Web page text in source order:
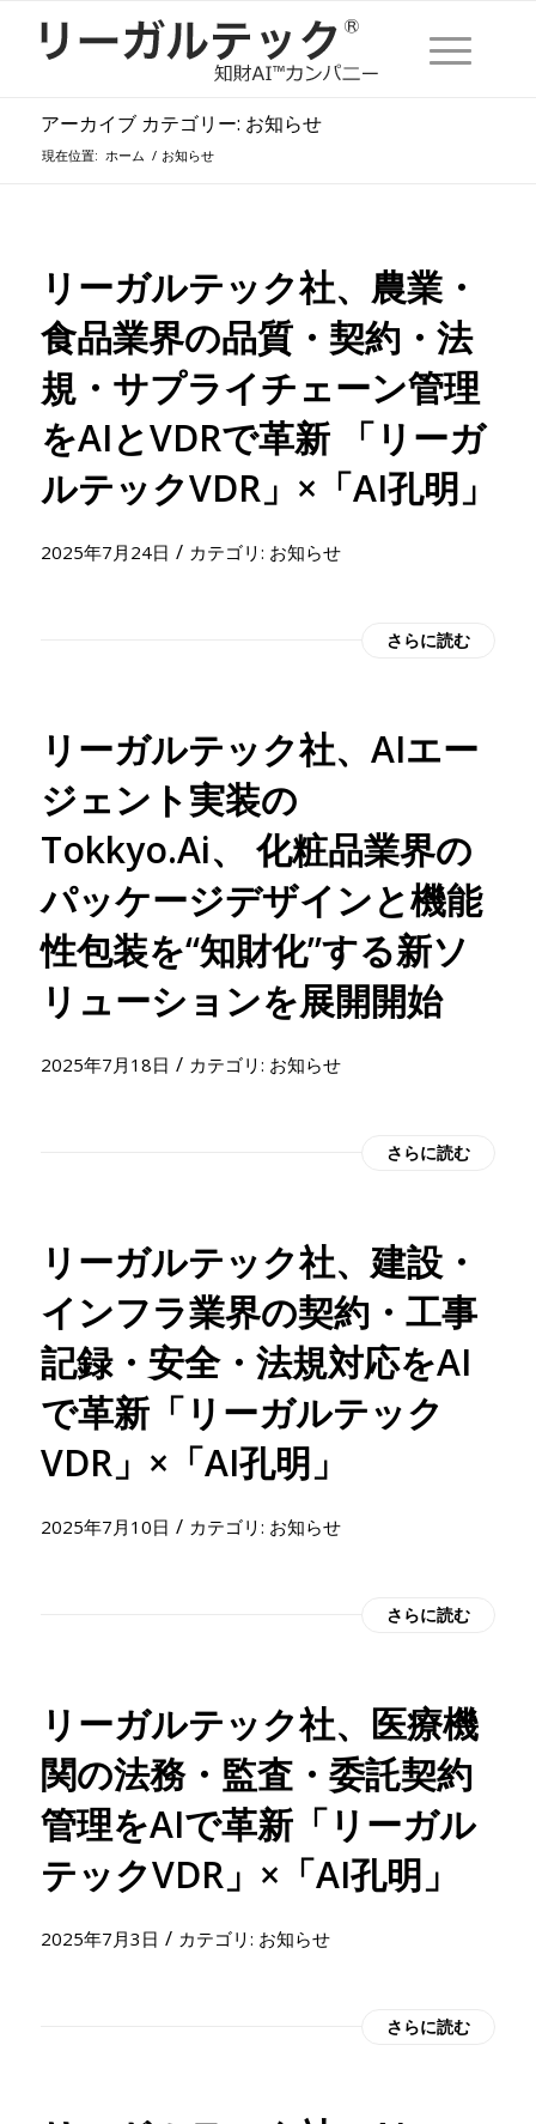
アーカイブ カテゴリー: お知らせ
現在位置: ホーム / お知らせ
リーガルテック社、農業・
食品業界の品質・契約・法
規・サプライチェーン管理
をAIとVDRで革新 「リーガ
ルテックVDR」×「AI孔明」
2025年7月24日 / カテゴリ: お知らせ
さらに読む
リーガルテック社、AIエー
ジェント実装の
Tokkyo.Ai、 化粧品業界の
パッケージデザインと機能
性包装を“知財化”する新ソ
リューションを展開開始
2025年7月18日 / カテゴリ: お知らせ
さらに読む
リーガルテック社、建設・
インフラ業界の契約・工事
記録・安全・法規対応をAI
で革新「リーガルテック
VDR」×「AI孔明」
2025年7月10日 / カテゴリ: お知らせ
さらに読む
リーガルテック社、医療機
関の法務・監査・委託契約
管理をAIで革新「リーガル
テックVDR」×「AI孔明」
2025年7月3日 / カテゴリ: お知らせ
さらに読む